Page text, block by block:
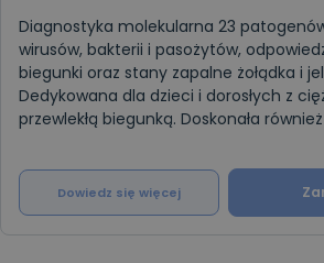
Diagnostyka molekularna 23
wirusów, bakterii i pasożytów,
biegunki oraz stany zapalne żołądka i
Dedykowana dla dzieci i dorosłych z
przewlekłą biegunką. Doskonała
Dowiedz się więcej